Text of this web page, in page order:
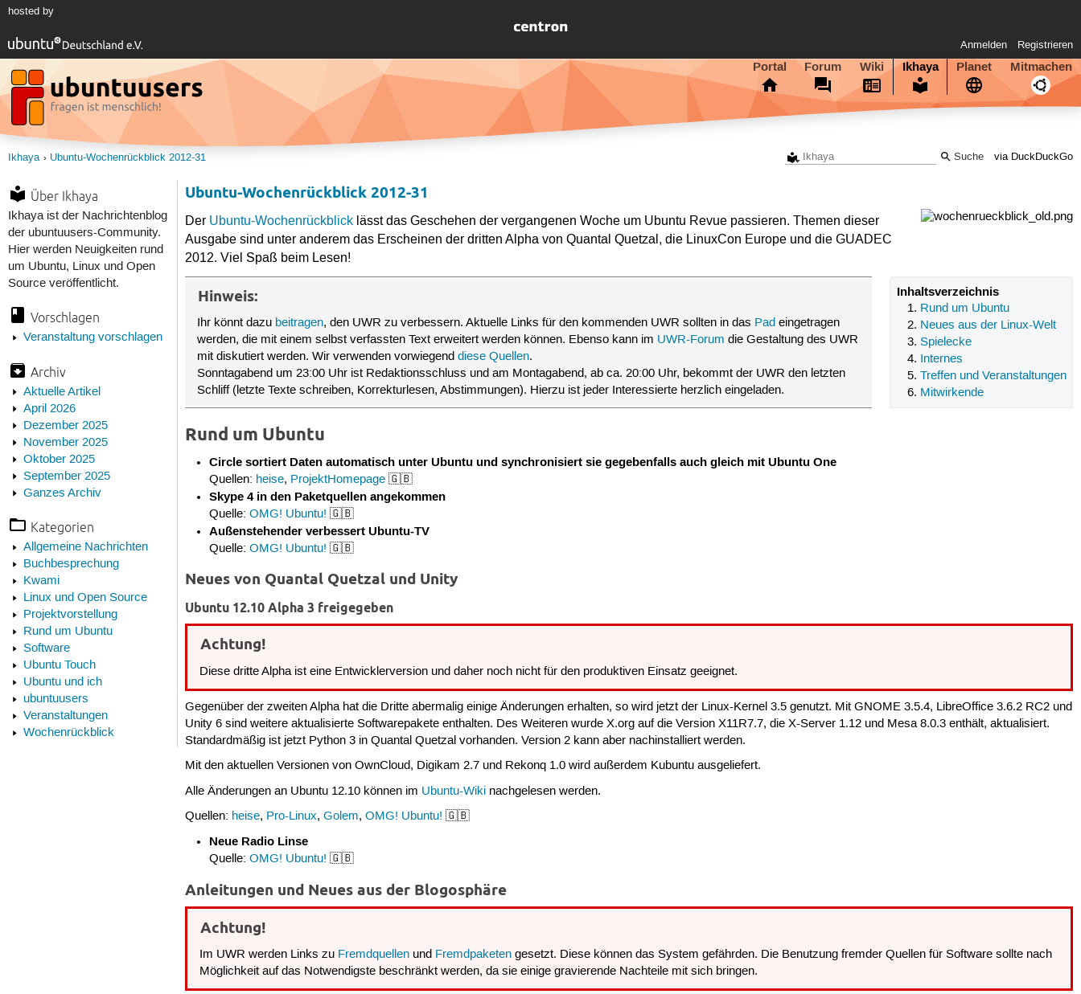
hosted by
Anmelden Registrieren
Portal Forum Wiki Ikhaya Planet Mitmachen
via DuckDuckGo
Ikhaya Ubuntu-Wochenrückblick 2012-31
Über Ikhaya
Ikhaya ist der Nachrichtenblog
der ubuntuusers-Community.
Hier werden Neuigkeiten rund
um Ubuntu, Linux und Open
Source veröffentlicht.
Vorschlagen
Veranstaltung vorschlagen
Archiv
Aktuelle Artikel
April 2026
Dezember 2025
November 2025
Oktober 2025
September 2025
Ganzes Archiv
Kategorien
Allgemeine Nachrichten
Buchbesprechung
Kwami
Linux und Open Source
Projektvorstellung
Rund um Ubuntu
Software
Ubuntu Touch
Ubuntu und ich
ubuntuusers
Veranstaltungen
Wochenrückblick
Ubuntu-Wochenrückblick 2012-31
Der Ubuntu-Wochenrückblick lässt das Geschehen der vergangenen Woche um Ubuntu Revue passieren. Themen dieser
Ausgabe sind unter anderem das Erscheinen der dritten Alpha von Quantal Quetzal, die LinuxCon Europe und die GUADEC
2012. Viel Spaß beim Lesen!
Inhaltsverzeichnis
Rund um Ubuntu
Neues aus der Linux-Welt
Spielecke
Internes
Treffen und Veranstaltungen
Mitwirkende
Hinweis:
Ihr könnt dazu beitragen, den UWR zu verbessern. Aktuelle Links für den kommenden UWR sollten in das Pad eingetragen
werden, die mit einem selbst verfassten Text erweitert werden können. Ebenso kann im UWR-Forum die Gestaltung des UWR
mit diskutiert werden. Wir verwenden vorwiegenddiese Quellen.
Sonntagabend um 23:00 Uhr ist Redaktionsschluss und am Montagabend, ab ca. 20:00 Uhr, bekommt der UWR den letzten
Schliff (letzte Texte schreiben, Korrekturlesen, Abstimmungen). Hierzu ist jeder Interessierte herzlich eingeladen.
Rund um Ubuntu
Circle sortiert Daten automatisch unter Ubuntu und synchronisiert sie gegebenfalls auch gleich mit Ubuntu One
Quellen: heise, ProjektHomepage🇬🇧
Skype 4 in den Paketquellen angekommen
Quelle: OMG! Ubuntu! 🇬🇧
Außenstehender verbessert Ubuntu-TV
Quelle: OMG! Ubuntu! 🇬🇧
Neues von Quantal Quetzal und Unity
Ubuntu 12.10 Alpha 3 freigegeben
Achtung!
Diese dritte Alpha ist eine Entwicklerversion und daher noch nicht für den produktiven Einsatz geeignet.
Gegenüber der zweiten Alpha hat die Dritte abermalig einige Änderungen erhalten, so wird jetzt der Linux-Kernel 3.5 genutzt. Mit GNOME 3.5.4, LibreOffice 3.6.2 RC2 und
Unity 6 sind weitere aktualisierte Softwarepakete enthalten. Des Weiteren wurde X.org auf die Version X11R7.7, die X-Server 1.12 und Mesa 8.0.3 enthält, aktualisiert.
Standardmäßig ist jetzt Python 3 in Quantal Quetzal vorhanden. Version 2 kann aber nachinstalliert werden.
Mit den aktuellen Versionen von OwnCloud, Digikam 2.7 und Rekonq 1.0 wird außerdem Kubuntu ausgeliefert.
Alle Änderungen an Ubuntu 12.10 können im Ubuntu-Wiki nachgelesen werden.
Quellen: heise, Pro-Linux,Golem,OMG! Ubuntu! 🇬🇧
Neue Radio Linse
Quelle: OMG! Ubuntu! 🇬🇧
Anleitungen und Neues aus der Blogosphäre
Achtung!
Im UWR werden Links zu Fremdquellen und Fremdpaketen gesetzt. Diese können das System gefährden. Die Benutzung fremder Quellen für Software sollte nach
Möglichkeit auf das Notwendigste beschränkt werden, da sie einige gravierende Nachteile mit sich bringen.